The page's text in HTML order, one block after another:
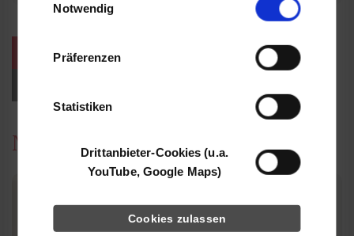
YouTube, Google Maps) führen diese
Daten zusammen, die Sie ihnen bereitgestellt
haben oder die sie im Rahmen Ihrer Nutzung
Notwendig
Präferenzen
Statistiken
Drittanbieter-Cookies (u.a.
YouTube, Google Maps)
Cookies zulassen
weitere Veranstaltungen / Termine
News